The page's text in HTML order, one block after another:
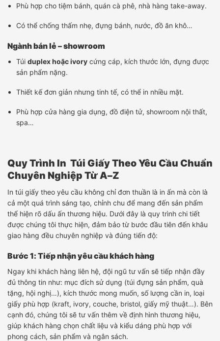
Phù hợp cho tiệm bánh, quán cà phê, nhà hàng take-away.
Có thể chống thấm nhẹ, đựng bánh, nước, đồ ăn khô…
Ngành bán lẻ – showroom
Túiduplex hoặc ivory cứng cáp, kích thước lớn, đựng được
sản phẩm nặng.
Thiết kế đơn giản nhưng tinh tế, có thể in nhiều mặt.
Phù hợp cửa hàng gia dụng, đồ điện tử, showroom nội thất,
spa…
Quy Trình In Túi Giấy Theo Yêu Cầu Chuẩn
Chuyên Nghiệp Từ A–Z
In túi giấy theo yêu cầu không chỉ đơn thuần là in ấn mà còn là
cả một quá trình sáng tạo, chỉnh chu để mang đến sản phẩm
thể hiện rõ dấu ấn thương hiệu. Dưới đây là quy trình chi tiết
được chúng tôi thực hiện, đảm bảo từ bước đầu tiên đến khâu
giao hàng đều chuyên nghiệp và đúng tiến độ:
Bước 1: Tiếp nhận yêu cầu khách hàng
Ngay khi khách hàng liên hệ, đội ngũ tư vấn sẽ tiếp nhận đầy
đủ thông tin như: mục đích sử dụng (túi đựng sản phẩm, quà
tặng, hội nghị…), kích thước mong muốn, số lượng cần in, loại
giấy phù hợp (kraft, ivory, couche, bristol, giấy mỹ thuật…). Bên
cạnh đó, chúng tôi sẽ tư vấn thêm về định hình thương hiệu,
giúp khách hàng chọn chất liệu và kiểu dáng phù hợp với
phong cách, sản phẩm và ngân sách.